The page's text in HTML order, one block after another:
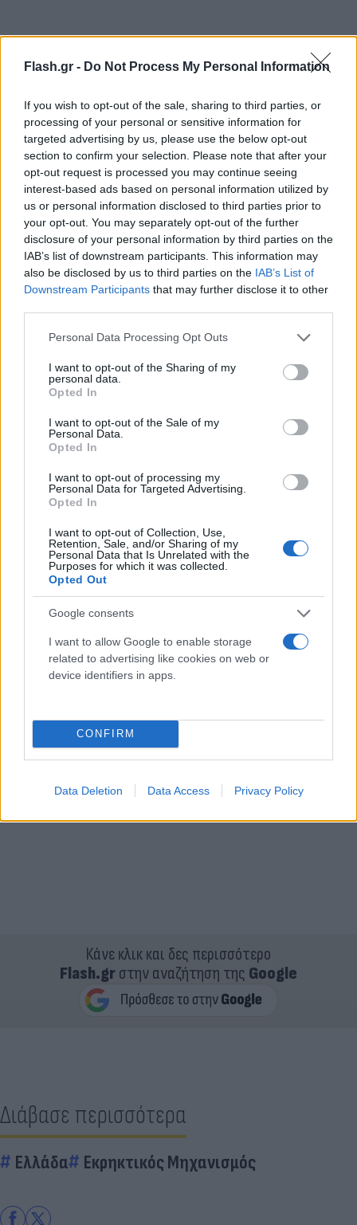
Flash.gr - Do Not Process My Personal Information
If you wish to opt-out of the sale, sharing to third parties, or
processing of your personal or sensitive information for
targeted advertising by us, please use the below opt-out
section to confirm your selection. Please note that after your
opt-out request is processed you may continue seeing
interest-based ads based on personal information utilized by
us or personal information disclosed to third parties prior to
your opt-out. You may separately opt-out of the further
disclosure of your personal information by third parties on the
IAB’s list of downstream participants. This information may
also be disclosed by us to third parties on the IAB’s List of
Downstream Participants that may further disclose it to other
Please note that this website/app uses one or more Google
not limited to your visit or usage behaviour. You may click to
grant or deny consent to Google and its third-party tags to
use your data for below specified purposes in below Google
consent section.
Personal Data Processing Opt Outs
I want to opt-out of the Sharing of my
personal data.
Opted In
I want to opt-out of the Sale of my
Personal Data.
Opted In
I want to opt-out of processing my
Personal Data for Targeted Advertising.
Opted In
I want to opt-out of Collection, Use,
Retention, Sale, and/or Sharing of my
Personal Data that Is Unrelated with the
Purposes for which it was collected.
Opted Out
Google consents
I want to allow Google to enable storage
related to advertising like cookies on web or
device identifiers in apps.
CONFIRM
Data Deletion Data Access Privacy Policy
Σύμφωνα με ενημέρωση από την ΕΛΑΣ, αργότερα
εντοπίστηκε έξω από τον χώρο των Δικαστηρίων
σακίδιο που περιείχε εκρηκτικό μηχανισμό.
Κάνε κλικ και δες περισσότερο
Flash.grστην αναζήτηση της Google
Διάβασε περισσότερα
Ελλάδα Εκρηκτικός Μηχανισμός